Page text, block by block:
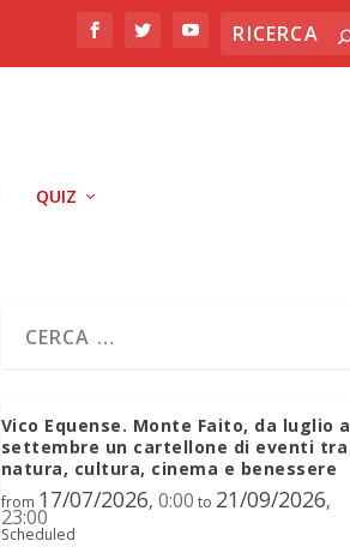
QUIZ
Vico Equense. Monte Faito, da luglio a
settembre un cartellone di eventi tra
natura, cultura, cinema e benessere
from 17/07/2026, 0:00 to 21/09/2026,
23:00
Scheduled